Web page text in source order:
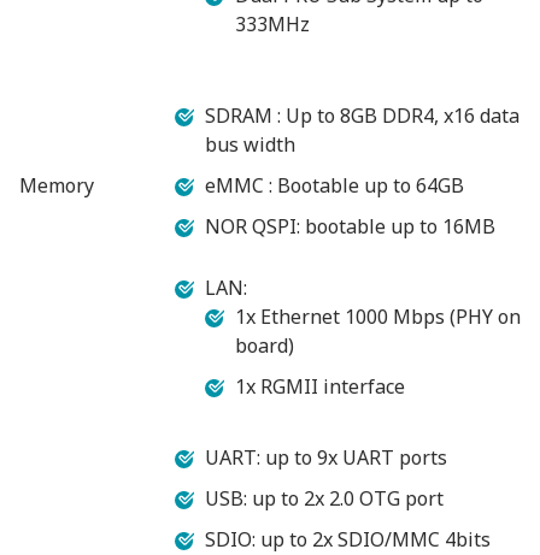
333MHz
Memory
SDRAM : Up to 8GB DDR4, x16 data
bus width
eMMC : Bootable up to 64GB
NOR QSPI: bootable up to 16MB
LAN:
1x Ethernet 1000 Mbps (PHY on
board)
1x RGMII interface
UART: up to 9x UART ports
USB: up to 2x 2.0 OTG port
SDIO: up to 2x SDIO/MMC 4bits